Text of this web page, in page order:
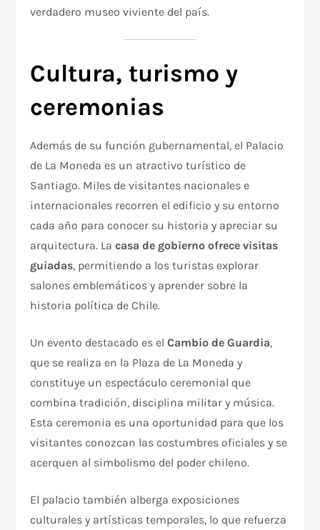
verdadero museo viviente del país.
Cultura, turismo y
ceremonias
Además de su función gubernamental, el Palacio
de La Moneda es un atractivo turístico de
Santiago. Miles de visitantes nacionales e
internacionales recorren el edificio y su entorno
cada año para conocer su historia y apreciar su
arquitectura. Lacasa de gobierno ofrece visitas
guiadas, permitiendo a los turistas explorar
salones emblemáticos y aprender sobre la
historia política de Chile.
Un evento destacado es elCambio de Guardia,
que se realiza en la Plaza de La Moneda y
constituye un espectáculo ceremonial que
combina tradición, disciplina militar y música.
Esta ceremonia es una oportunidad para que los
visitantes conozcan las costumbres oficiales y se
acerquen al simbolismo del poder chileno.
El palacio también alberga exposiciones
culturales y artísticas temporales, lo que refuerza